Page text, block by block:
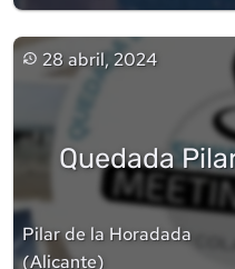
28 abril, 2024
Quedada
Pilar de la Horadada
(Alicante)